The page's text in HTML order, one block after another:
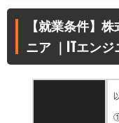
【就業条件】
ニア ｜ITエンジ